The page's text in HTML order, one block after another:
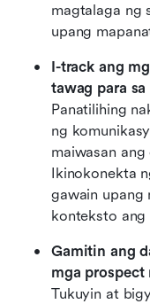
magtalaga ng
upang
I-track ang
Panatilihing
ng
maiwasan
Ikinokonekta
gawain upang
konteksto
Gamitin ang
Tukuyin at